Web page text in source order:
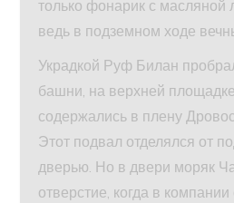
только фонарик с масляной
ведь в подземном ходе
Украдкой Руф Билан
башни, на верхней
содержались в плену
Этот подвал отделялся от
дверью. Но в двери моряк
отверстие, когда в